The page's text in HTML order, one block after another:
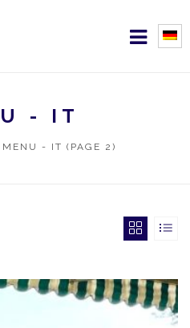
- IT
MENU - IT (PAGE 2)